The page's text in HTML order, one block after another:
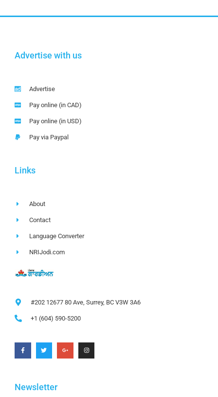
Advertise with us
Advertise
Pay online (in CAD)
Pay online (in USD)
Pay via Paypal
Links
About
Contact
Language Converter
NRIJodi.com
#202 12677 80 Ave, Surrey, BC V3W 3A6
+1 (604) 590-5200
Newsletter